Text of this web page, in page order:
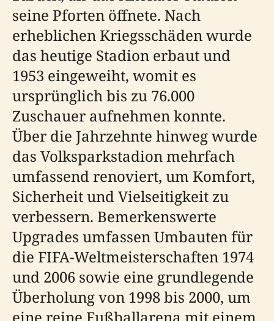
seine Pforten öffnete. Nach
erheblichen Kriegsschäden wurde
das heutige Stadion erbaut und
1953 eingeweiht, womit es
ursprünglich bis zu 76.000
Zuschauer aufnehmen konnte.
Über die Jahrzehnte hinweg wurde
das Volksparkstadion mehrfach
umfassend renoviert, um Komfort,
Sicherheit und Vielseitigkeit zu
verbessern. Bemerkenswerte
Upgrades umfassen Umbauten für
die FIFA-Weltmeisterschaften 1974
und 2006 sowie eine grundlegende
Überholung von 1998 bis 2000, um
eine reine Fußballarena mit einem